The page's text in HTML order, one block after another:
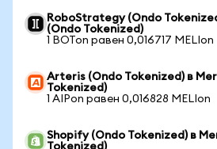
RoboStrategy (Ondo
(Ondo Tokenized)
1 BOTon равен 0,016717 MELIon
Arteris (Ondo Tokenized) в
Tokenized)
1 AIPon равен 0,016828 MELIon
Shopify (Ondo Tokenized) в
Tokenized)